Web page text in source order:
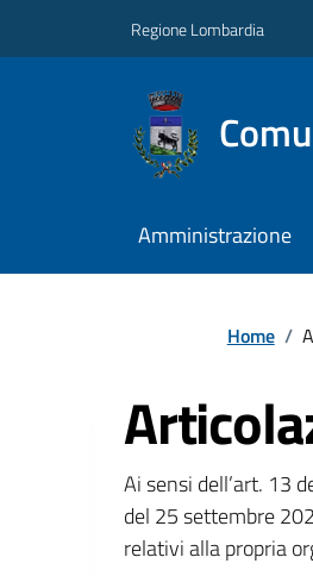
Regione Lombardia
Amministrazione
Home /
Ai sensi dell’art. 13
del 25 settembre
relativi alla propria